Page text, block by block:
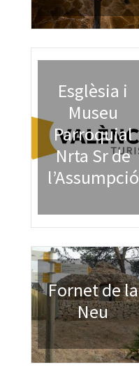
Esglèsia i
Museu
Parroquial
Nrta Sr de
l’Assumpció
Fornet de la
Neu